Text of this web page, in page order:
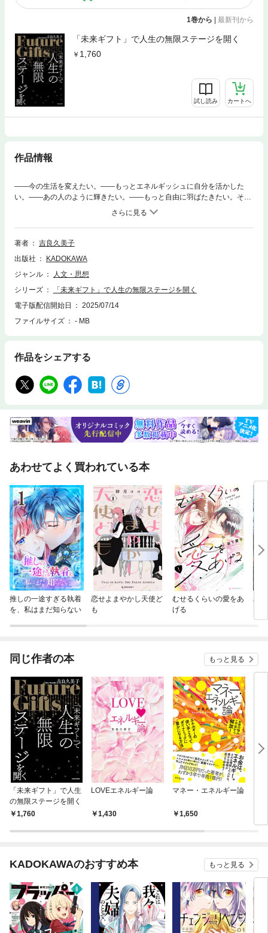
1巻から | 最新刊から
「未来ギフト」で人生の無限ステージを開く
1,760
試し読み カートへ
作品情報
――今の生活を変えたい。――もっとエネルギッシュに自分を活かした
い。――あの人のように輝きたい。――もっと自由に羽ばたきたい。そう
感じているなら、今あなたは人生のステージを変えたくてうずうずしてい
るはずです。なのに、「仕事が忙しいから好きなことができない」「子ど
もがいるからやりたいことができない」「お金がないから欲しいものが買
えない」と言い訳をして、自分で勝手に制限をつけてしまい、その結果、
来どこまでも自由で、人生のステージも無限大。誰でも人生のステージを
上げ、望む人生を送ることができるのです。人生のステージ移行という
とき、ステージは変わります。それは、いつも同じパターンでつまずく人
間関係のことかもしれないし、お金に関することかもしれないし、働き方
のことかもしれません。本書ではなりたい自分を決めることで、その未来
の自分から今の自分に必要なことが届く「未来ギフト」の受け取り方を紹
因、ステージを変えていくための方法をふんだんに盛り込んでいます。実
もご紹介。章ごとに、Level１からLevel∞（無限大）まで段階を踏んでス
テージレベルを上げていけるようになっていますので、楽しみながら読み
るでしょう。
著者
吉良久美子
出版社
KADOKAWA
ジャンル
人文・思想
シリーズ
「未来ギフト」で人生の無限ステージを開く
電子版配信開始日
2025/07/14
ファイルサイズ
- MB
作品をシェアする
あわせてよく買われている本
推しの一途すぎる執着
を、私はまだ知らない
恋せよまやかし天使ど
も
むせるくらいの愛をあ
げる
バ
今
同じ作者の本 もっと見る
「未来ギフト」で人生
の無限ステージを開く
1,760
LOVEエネルギー論
1,430
マネー・エネルギー論
1,650
KADOKAWAのおすすめ本 もっと見る